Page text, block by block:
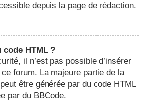
depuis la page de rédaction.
code HTML ?
il n’est pas possible d’insérer
forum. La majeure partie de la
être générée par du code HTML
par du BBCode.